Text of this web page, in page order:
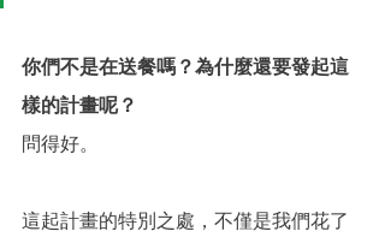
你們不是在送餐嗎？為什麼還要發起這
樣的計畫呢？
問得好。
這起計畫的特別之處，不僅是我們花了